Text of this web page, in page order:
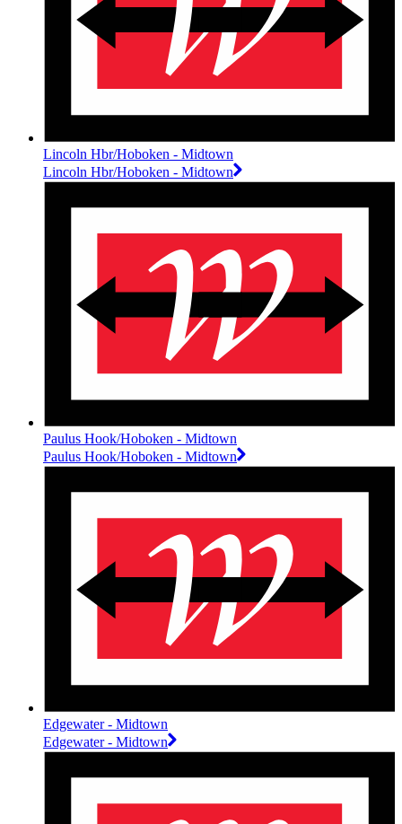
Lincoln Hbr/Hoboken - Midtown
Lincoln Hbr/Hoboken - Midtown
Paulus Hook/Hoboken - Midtown
Paulus Hook/Hoboken - Midtown
Edgewater - Midtown
Edgewater - Midtown